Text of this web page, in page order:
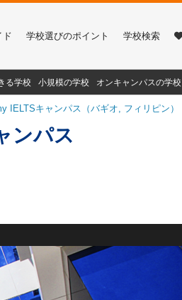
ド 学校選びのポイント 学校検索
る学校 小規模の学校 オンキャンパスの学校
IELTSキャンパス（バギオ, フィリピン）
ンパス